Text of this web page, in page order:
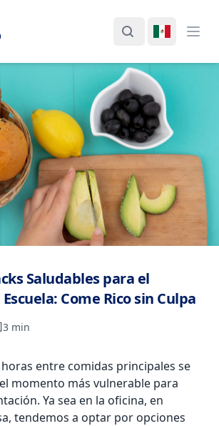
Son's
BuscarCambiar
Saludables para el
Come Rico sin Culpa
3 min
entre comidas principales se
momento más vulnerable para
Ya sea en la oficina, en
tendemos a optar por opciones